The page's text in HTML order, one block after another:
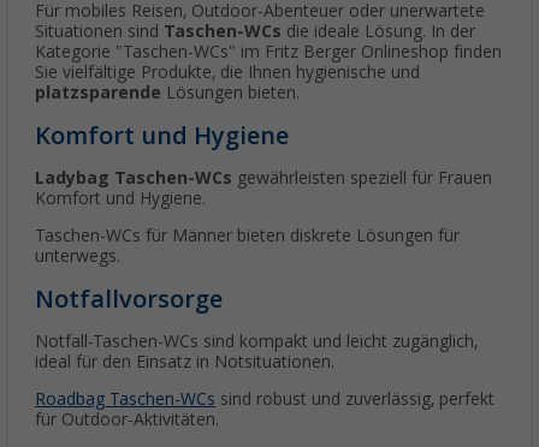
Für mobiles Reisen, Outdoor-Abenteuer oder unerwartete
Situationen sind Taschen-WCs die ideale Lösung. In der
Kategorie "Taschen-WCs" im Fritz Berger Onlineshop finden
Sie vielfältige Produkte, die Ihnen hygienische und
platzsparende Lösungen bieten.
Komfort und Hygiene
Ladybag Taschen-WCs gewährleisten speziell für Frauen
Komfort und Hygiene.
Taschen-WCs für Männer bieten diskrete Lösungen für
unterwegs.
Notfallvorsorge
Notfall-Taschen-WCs sind kompakt und leicht zugänglich,
ideal für den Einsatz in Notsituationen.
Roadbag Taschen-WCs sind robust und zuverlässig, perfekt
für Outdoor-Aktivitäten.